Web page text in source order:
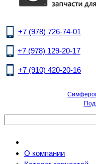
+7 (978) 726-74-01
+7 (978) 129-20-17
+7 (910) 420-20-16
О компании